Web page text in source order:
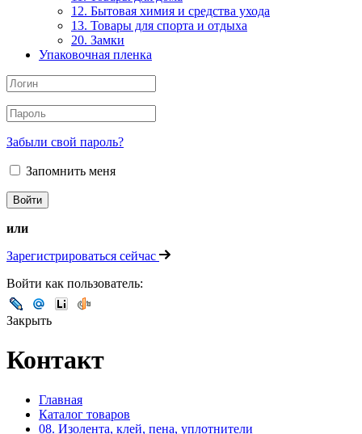
12. Бытовая химия и средства ухода
13. Товары для спорта и отдыха
20. Замки
Упаковочная пленка
Забыли свой пароль?
Запомнить меня
или
Зарегистрироваться сейчас
Войти как пользователь:
Закрыть
Контакт
Главная
Каталог товаров
08. Изолента, клей, пена, уплотнители